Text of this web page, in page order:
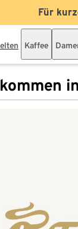
Für
Kaffee